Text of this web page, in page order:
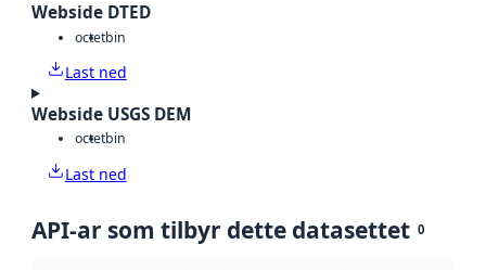
Webside DTED
octetbin
Last ned
Webside USGS DEM
octetbin
Last ned
API-ar som tilbyr dette datasettet 0